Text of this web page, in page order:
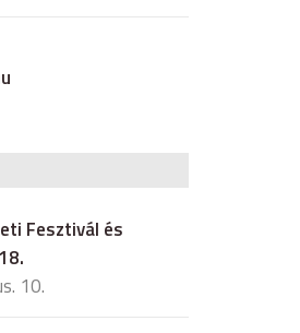
Fesztivál és
10.